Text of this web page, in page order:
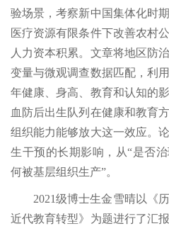
验场景，考察新中国集体化时
医疗资源有限条件下改善农村
人力资本积累。文章将地区防
变量与微观调查数据匹配，利
年健康、身高、教育和认知的
血防后出生队列在健康和教育
组织能力能够放大这一效应。
生干预的长期影响，从“是否
何被基层组织生产”。
2021级博士生金雪晴以《
近代教育转型》为题进行了汇